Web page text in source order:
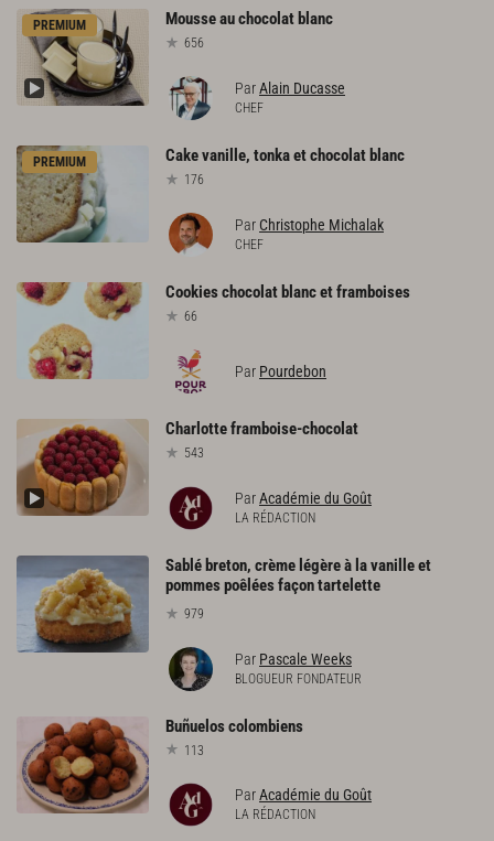
PREMIUM Mousseauchocolat blanc
656
ParAlain Ducasse
CHEF
PREMIUM Cakevanille, tonkaetchocolat blanc
176
Par Christophe Michalak
CHEF
Cookieschocolat blancetframboises
66
Par Pourdebon
Charlotteframboise-chocolat
543
ParAcadémie du Goût
LA RÉDACTION
Sablé breton, crème légère à la vanille et
pommes poêlées façon tartelette
979
Par Pascale Weeks
BLOGUEUR FONDATEUR
Buñueloscolombiens
113
ParAcadémie du Goût
LA RÉDACTION